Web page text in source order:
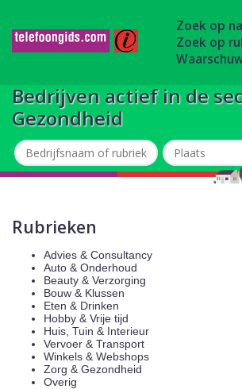
Zoek op
Zoek op
Bedrijven actief in de
Gezondheid
Rubrieken
Advies & Consultancy
Auto & Onderhoud
Beauty & Verzorging
Bouw & Klussen
Eten & Drinken
Hobby & Vrije tijd
Huis, Tuin & Interieur
Vervoer & Transport
Winkels & Webshops
Zorg & Gezondheid
Overig